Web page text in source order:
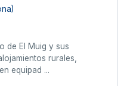
de El Muig y sus
rurales,
equipad ...